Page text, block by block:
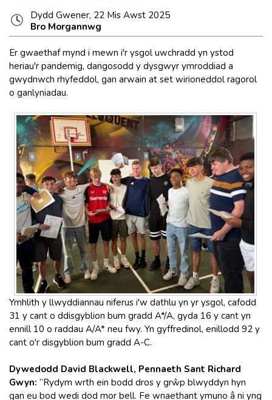
Dydd Gwener, 22 Mis Awst 2025
Bro Morgannwg
Er gwaethaf mynd i mewn i'r ysgol uwchradd yn ystod
heriau'r pandemig, dangosodd y dysgwyr ymroddiad a
gwydnwch rhyfeddol, gan arwain at set wirioneddol ragorol
o ganlyniadau.
Ymhlith y llwyddiannau niferus i'w dathlu yn yr ysgol, cafodd
31 y cant o ddisgyblion bum gradd A*/A, gyda 16 y cant yn
ennill 10 o raddau A/A* neu fwy. Yn gyffredinol, enillodd 92 y
cant o'r disgyblion bum gradd A-C.
Dywedodd David Blackwell, Pennaeth Sant Richard
Gwyn: “Rydym wrth ein bodd dros y grŵp blwyddyn hyn
gan eu bod wedi dod mor bell. Fe wnaethant ymuno â ni yng